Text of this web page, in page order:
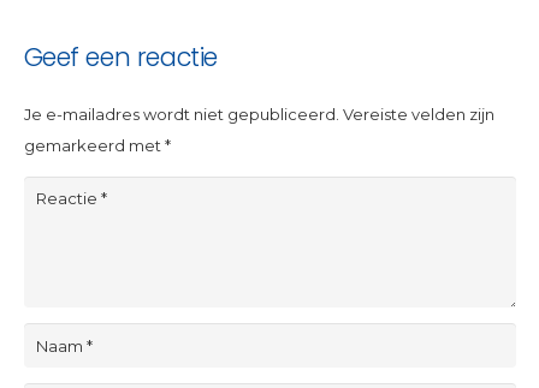
Geef een reactie
Je e-mailadres wordt niet gepubliceerd. Vereiste velden zijn
gemarkeerd met*